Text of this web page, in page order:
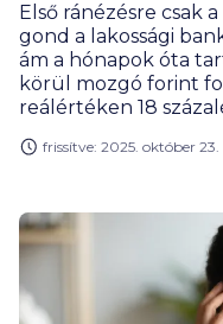
Első ránézésre csak
gond a lakossági
ám a hónapok óta
körül mozgó forint
reálértéken 18
pénzügyi szakértője.
versenyt.
frissítve: 2025. október 23.